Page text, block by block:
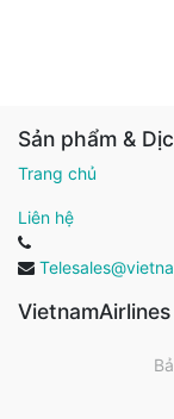
Sản phẩm &
Trang chủ
Liên hệ
VietnamAirlines